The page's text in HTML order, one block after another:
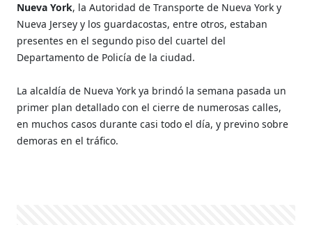
Nueva York, la Autoridad de Transporte de Nueva York y
Nueva Jersey y los guardacostas, entre otros, estaban
presentes en el segundo piso del cuartel del
Departamento de Policía de la ciudad.
La alcaldía de Nueva York ya brindó la semana pasada un
primer plan detallado con el cierre de numerosas calles,
en muchos casos durante casi todo el día, y previno sobre
demoras en el tráfico.